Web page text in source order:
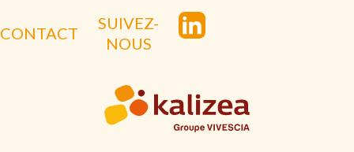
CONTACT
SUIVEZ-
NOUS